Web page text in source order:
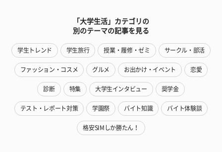
「大学生活」カテゴリの
別のテーマの記事を見る
学生トレンド 学生旅行 授業・履修・ゼミ サークル・部活
ファッション・コスメ グルメ お出かけ・イベント 恋愛
診断 特集 大学生インタビュー 奨学金
テスト・レポート対策 学園祭 バイト知識 バイト体験談
格安SIMしか勝たん！